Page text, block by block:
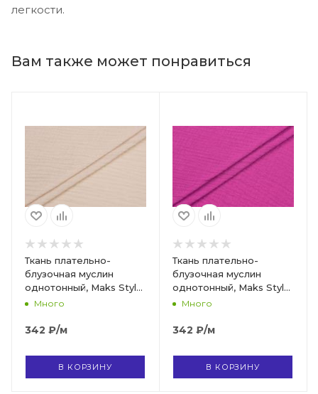
легкости.
Вам также может понравиться
Ткань плательно-
блузочная муслин
однотонный, Maks Style,
хлопок 100%, цвет
Много
342 ₽/м
В КОРЗИНУ
Ткань плательно-
блузочная муслин
однотонный, Maks Style,
хлопок 100%, цвет
Много
342 ₽/м
В КОРЗИНУ